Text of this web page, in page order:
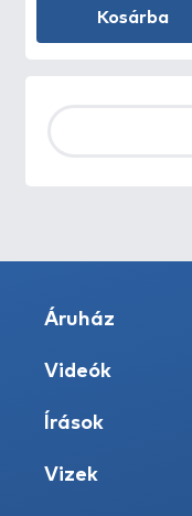
Kosárba
Áruház
Videók
Írások
Vizek